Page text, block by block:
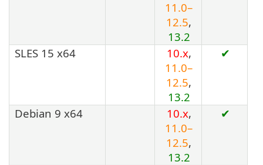
11.0–
12.5,
13.2
SLES 15 x64
10.x,
11.0–
12.5,
13.2
✔
Debian 9 x64 10.x,
11.0–
12.5,
13.2
✔